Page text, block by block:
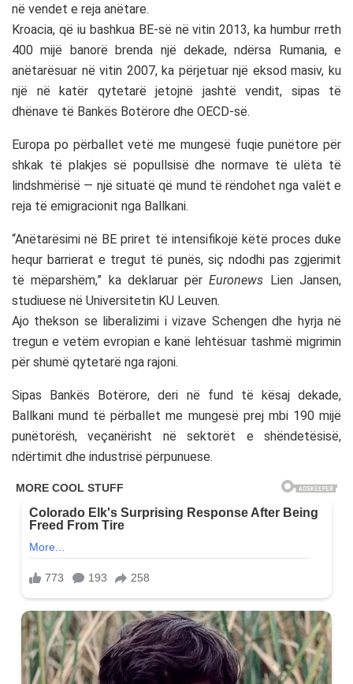
në vendet e reja anëtare.
Kroacia, që iu bashkua BE-së në vitin 2013, ka humbur rreth
400 mijë banorë brenda një dekade, ndërsa Rumania, e
anëtarësuar në vitin 2007, ka përjetuar një eksod masiv, ku
një në katër qytetarë jetojnë jashtë vendit, sipas të
dhënave të Bankës Botërore dhe OECD-së.
Europa po përballet vetë me mungesë fuqie punëtore për
shkak të plakjes së popullsisë dhe normave të ulëta të
lindshmërisë — një situatë që mund të rëndohet nga valët e
reja të emigracionit nga Ballkani.
“Anëtarësimi në BE priret të intensifikojë këtë proces duke
hequr barrierat e tregut të punës, siç ndodhi pas zgjerimit
të mëparshëm,” ka deklaruar përEuronews Lien Jansen,
studiuese në Universitetin KU Leuven.
Ajo thekson se liberalizimi i vizave Schengen dhe hyrja në
tregun e vetëm evropian e kanë lehtësuar tashmë migrimin
për shumë qytetarë nga rajoni.
Sipas Bankës Botërore, deri në fund të kësaj dekade,
Ballkani mund të përballet me mungesë prej mbi 190 mijë
punëtorësh, veçanërisht në sektorët e shëndetësisë,
ndërtimit dhe industrisë përpunuese.